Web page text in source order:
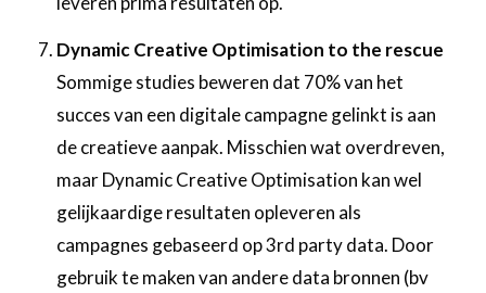
Dynamic Creative Optimisation to the rescue
Sommige studies beweren dat 70% van het
succes van een digitale campagne gelinkt is aan
de creatieve aanpak. Misschien wat overdreven,
maar Dynamic Creative Optimisation kan wel
gelijkaardige resultaten opleveren als
campagnes gebaseerd op 3rd party data. Door
gebruik te maken van andere data bronnen (bv